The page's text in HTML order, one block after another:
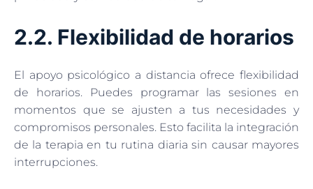
2.2. Flexibilidad de horarios
El apoyo psicológico a distancia ofrece flexibilidad
de horarios. Puedes programar las sesiones en
momentos que se ajusten a tus necesidades y
compromisos personales. Esto facilita la integración
de la terapia en tu rutina diaria sin causar mayores
interrupciones.